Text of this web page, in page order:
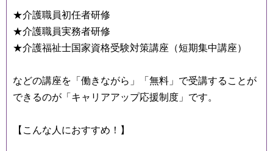
★介護職員初任者研修
★介護職員実務者研修
★介護福祉士国家資格受験対策講座（短期集中講座）
などの講座を「働きながら」「無料」で受講することが
できるのが「キャリアアップ応援制度」です。
【こんな人におすすめ！】